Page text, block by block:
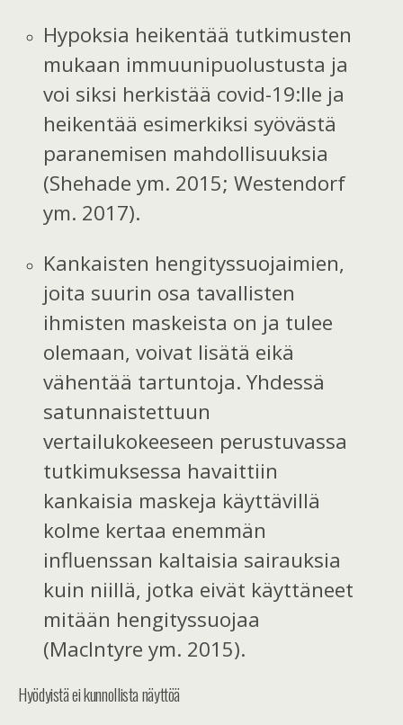
Hypoksia heikentää tutkimusten
mukaan immuunipuolustusta ja
voi siksi herkistää covid-19:lle ja
heikentää esimerkiksi syövästä
paranemisen mahdollisuuksia
(Shehade ym. 2015; Westendorf
ym. 2017).
Kankaisten hengityssuojaimien,
joita suurin osa tavallisten
ihmisten maskeista on ja tulee
olemaan, voivat lisätä eikä
vähentää tartuntoja. Yhdessä
satunnaistettuun
vertailukokeeseen perustuvassa
tutkimuksessa havaittiin
kankaisia maskeja käyttävillä
kolme kertaa enemmän
influenssan kaltaisia sairauksia
kuin niillä, jotka eivät käyttäneet
mitään hengityssuojaa
(MacIntyre ym. 2015).
Hyödyistä ei kunnollista näyttöä